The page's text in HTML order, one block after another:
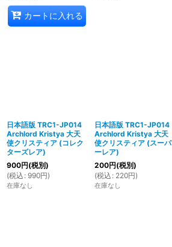
カートに入れる
日本語版 TRC1-JP014
Archlord Kristya 大天
使クリスティア (コレク
ターズレア)
900円(税別)
(税込 : 990円)
在庫なし
日本語版 TRC1-JP014
Archlord Kristya 大天
使クリスティア (スーパ
ーレア)
200円(税別)
(税込 : 220円)
在庫なし